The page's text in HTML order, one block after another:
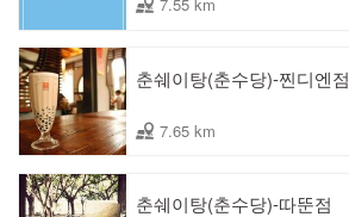
춘쉐이탕(춘수당)-찐디엔점
7.65 km
춘쉐이탕(춘수당)-따뚠점